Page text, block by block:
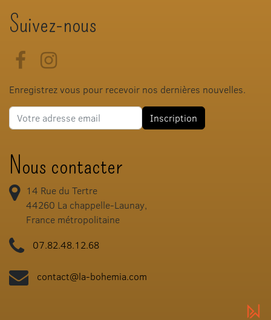
Suivez-nous
FacebookInstagram
Enregistrez vous pour recevoir nos dernières nouvelles.
Adresse e-mail
Inscription
Nous contacter
14 Rue du Tertre
44260 La chappelle-Launay,
France métropolitaine
07.82.48.12.68
contact@la-bohemia.com